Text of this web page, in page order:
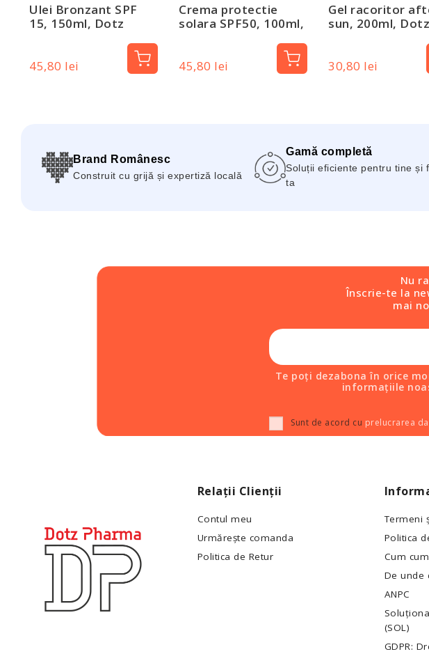
Ulei Bronzant SPF
15, 150ml, Dotz
45,80 lei
Crema protectie
solara SPF50, 100ml,
45,80 lei
Gel racoritor
sun, 200ml, Dotz
30,80 lei
Brand Românesc
Construit cu grijă și expertiză locală
Gamă completă
Soluții eficiente pentru tine și
ta
Nu
Înscrie-te la
mai
Te poți dezabona în orice
informațiile
Sunt de acord cu prelucrarea
Relații Clienții
Contul meu
Urmărește comanda
Politica de Retur
Termeni
Politica
Cum
De unde
ANPC
(SOL)
GDPR: